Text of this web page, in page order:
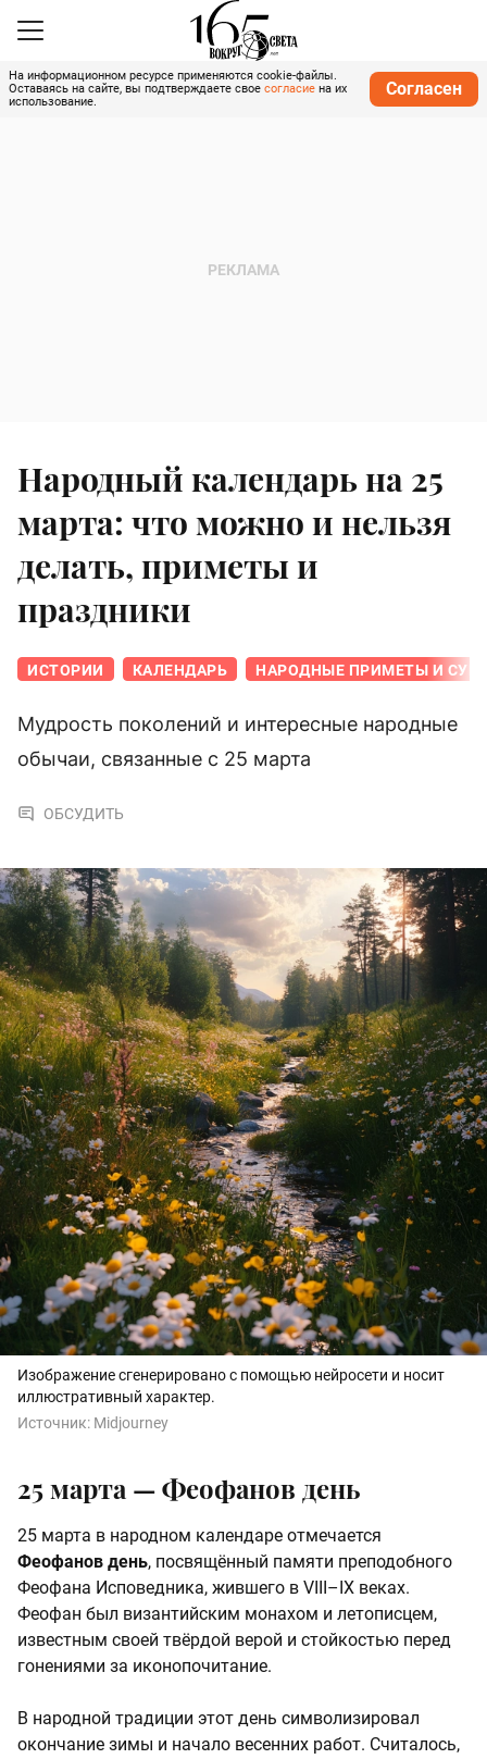
На информационном ресурсе применяются cookie-файлы.
Оставаясь на сайте, вы подтверждаете свое согласие на их
использование.
Согласен
Народный календарь на 25
марта: что можно и нельзя
делать, приметы и
праздники
ИСТОРИИ КАЛЕНДАРЬ НАРОДНЫЕ ПРИМЕТЫ И
Мудрость поколений и интересные народные
обычаи, связанные с 25 марта
ОБСУДИТЬ
Изображение сгенерировано с помощью нейросети и носит
иллюстративный характер.
Источник: Midjourney
25 марта —Феофанов день
25 марта в народном календаре отмечается
Феофанов день, посвящённый памяти преподобного
Феофана Исповедника, жившего в VIII–IX веках.
Феофан был византийским монахом и летописцем,
известным своей твёрдой верой и стойкостью перед
гонениями за иконопочитание.
В народной традиции этот день символизировал
окончание зимы и начало весенних работ. Считалось,